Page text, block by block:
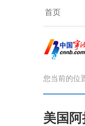
首页
您当前的位
美国